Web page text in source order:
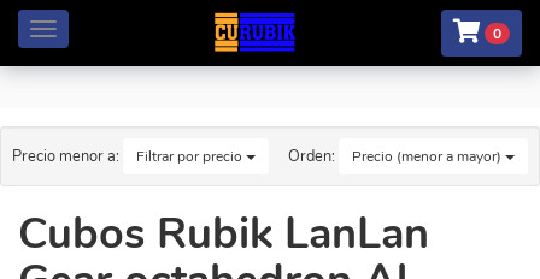
Menú 0
Precio menor a: Filtrar por precio Orden: Precio (menor a mayor)
Cubos Rubik LanLan